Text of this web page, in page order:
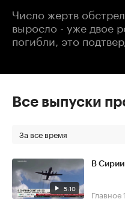
Число жертв
выросло - уже двое
погибли, это
Все выпуски
За все время
5:10
В
Главное